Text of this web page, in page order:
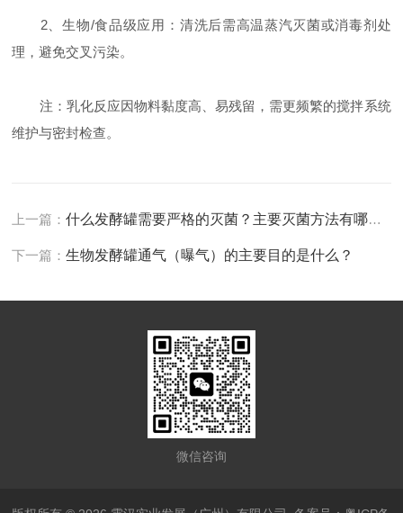
‌2、生物/食品级应用‌：清洗后需高温蒸汽灭菌或消毒剂处
理，避免交叉污染。
注：乳化反应因物料黏度高、易残留，需更频繁的搅拌系统
维护与密封检查。
上一篇：什么发酵罐需要严格的灭菌？主要灭菌方法有哪些？
下一篇：生物发酵罐通气（曝气）的主要目的是什么？
微信咨询